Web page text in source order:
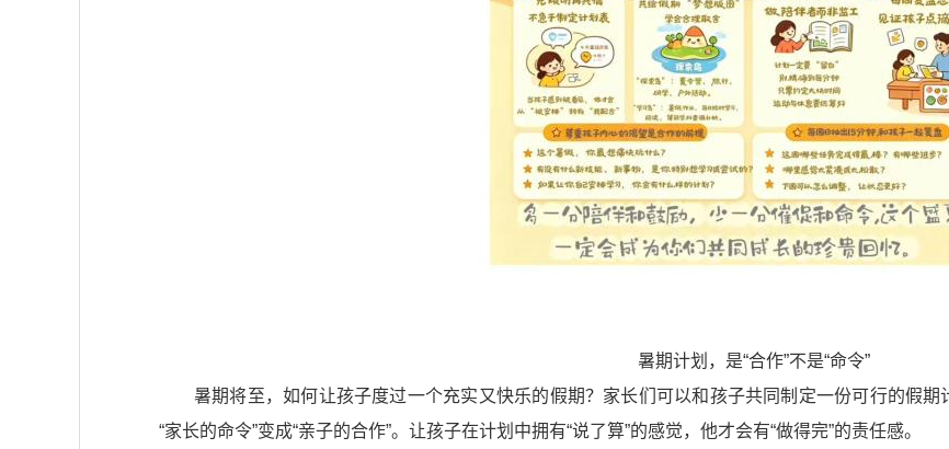
暑期计划，是“合作”不是“命令”
暑期将至，如何让孩子度过一个充实又快乐的假期？家长们可以和孩子共同制定一份可行的假
“家长的命令”变成“亲子的合作”。让孩子在计划中拥有“说了算”的感觉，他才会有“做得完”的责任感。